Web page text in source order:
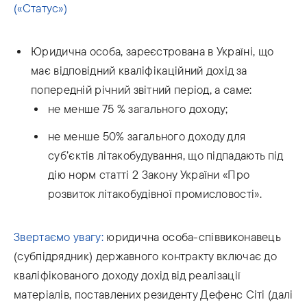
(«Статус»)
Юридична особа, зареєстрована в Україні, що
має відповідний кваліфікаційний дохід за
попередній річний звітний період, а саме:
не менше 75 % загального доходу;
не менше 50% загального доходу для
суб’єктів літакобудування, що підпадають під
дію норм статті 2 Закону України «Про
розвиток літакобудівної промисловості».
Звертаємо увагу:юридична особа-співвиконавець
(субпідрядник) державного контракту включає до
кваліфікованого доходу дохід від реалізації
матеріалів, поставлених резиденту Дефенс Сіті (далі